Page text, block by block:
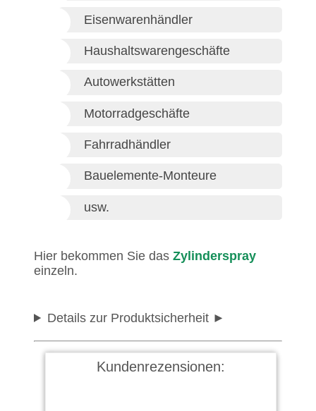
Eisenwarenhändler
Haushaltswarengeschäfte
Autowerkstätten
Motorradgeschäfte
Fahrradhändler
Bauelemente-Monteure
usw.
Hier bekommen Sie das Zylinderspray
einzeln.
Details zur Produktsicherheit
Kundenrezensionen: